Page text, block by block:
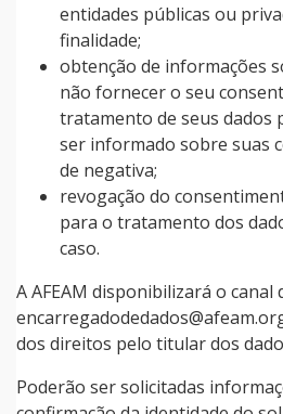
entidades públicas ou
finalidade;
obtenção de informações
não fornecer o seu
tratamento de seus dados
ser informado sobre suas
de negativa;
revogação do
para o tratamento dos
caso.
A AFEAM disponibilizará o canal
dos direitos pelo titular dos
Poderão ser solicitadas